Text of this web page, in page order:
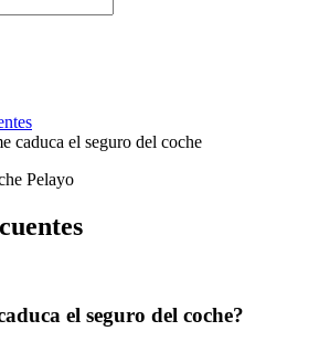
caduca el seguro del coche
el seguro del coche?